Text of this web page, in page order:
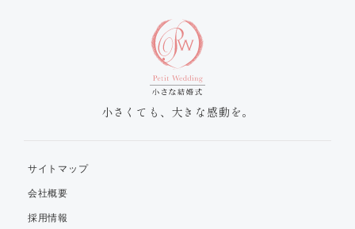
小さくても、大きな感動を。
サイトマップ
会社概要
採用情報